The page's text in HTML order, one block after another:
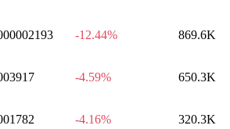
-12.44% 869.6K
-4.59% 650.3K
-4.16% 320.3K